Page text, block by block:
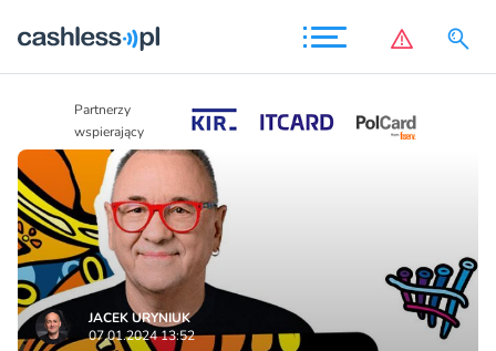
Partnerzy
wspierający
JACEK URYNIUK
07.01.2024 13:52